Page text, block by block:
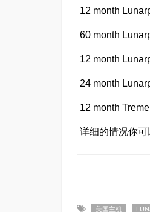
12 month
60 month
12 month
24 month
12 month
详细的情况你可
美国主机